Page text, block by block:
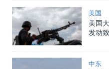
美国
美国
发动
中东